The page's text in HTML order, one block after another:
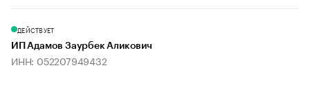
ДЕЙСТВУЕТ
ИП Адамов Заурбек Аликович
ИНН: 052207949432